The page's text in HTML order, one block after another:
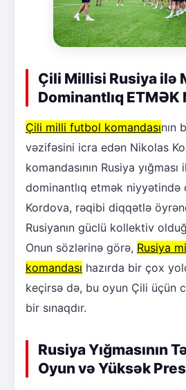
Çili Millisi Rusiya ilə
Dominantlıq
Çili milli futbol komandasının
vəzifəsini icra edən Nikolas
komandasının Rusiya yığması
dominantlıq etmək niyyətində
Kordova, rəqibi diqqətlə
Rusiyanın güclü kollektiv
Onun sözlərinə görə, Rusiya
komandası hazırda bir çox
keçirsə də, bu oyun Çili üçün
bir sınaqdır.
Rusiya Yığmasının
Oyun və Yüksək